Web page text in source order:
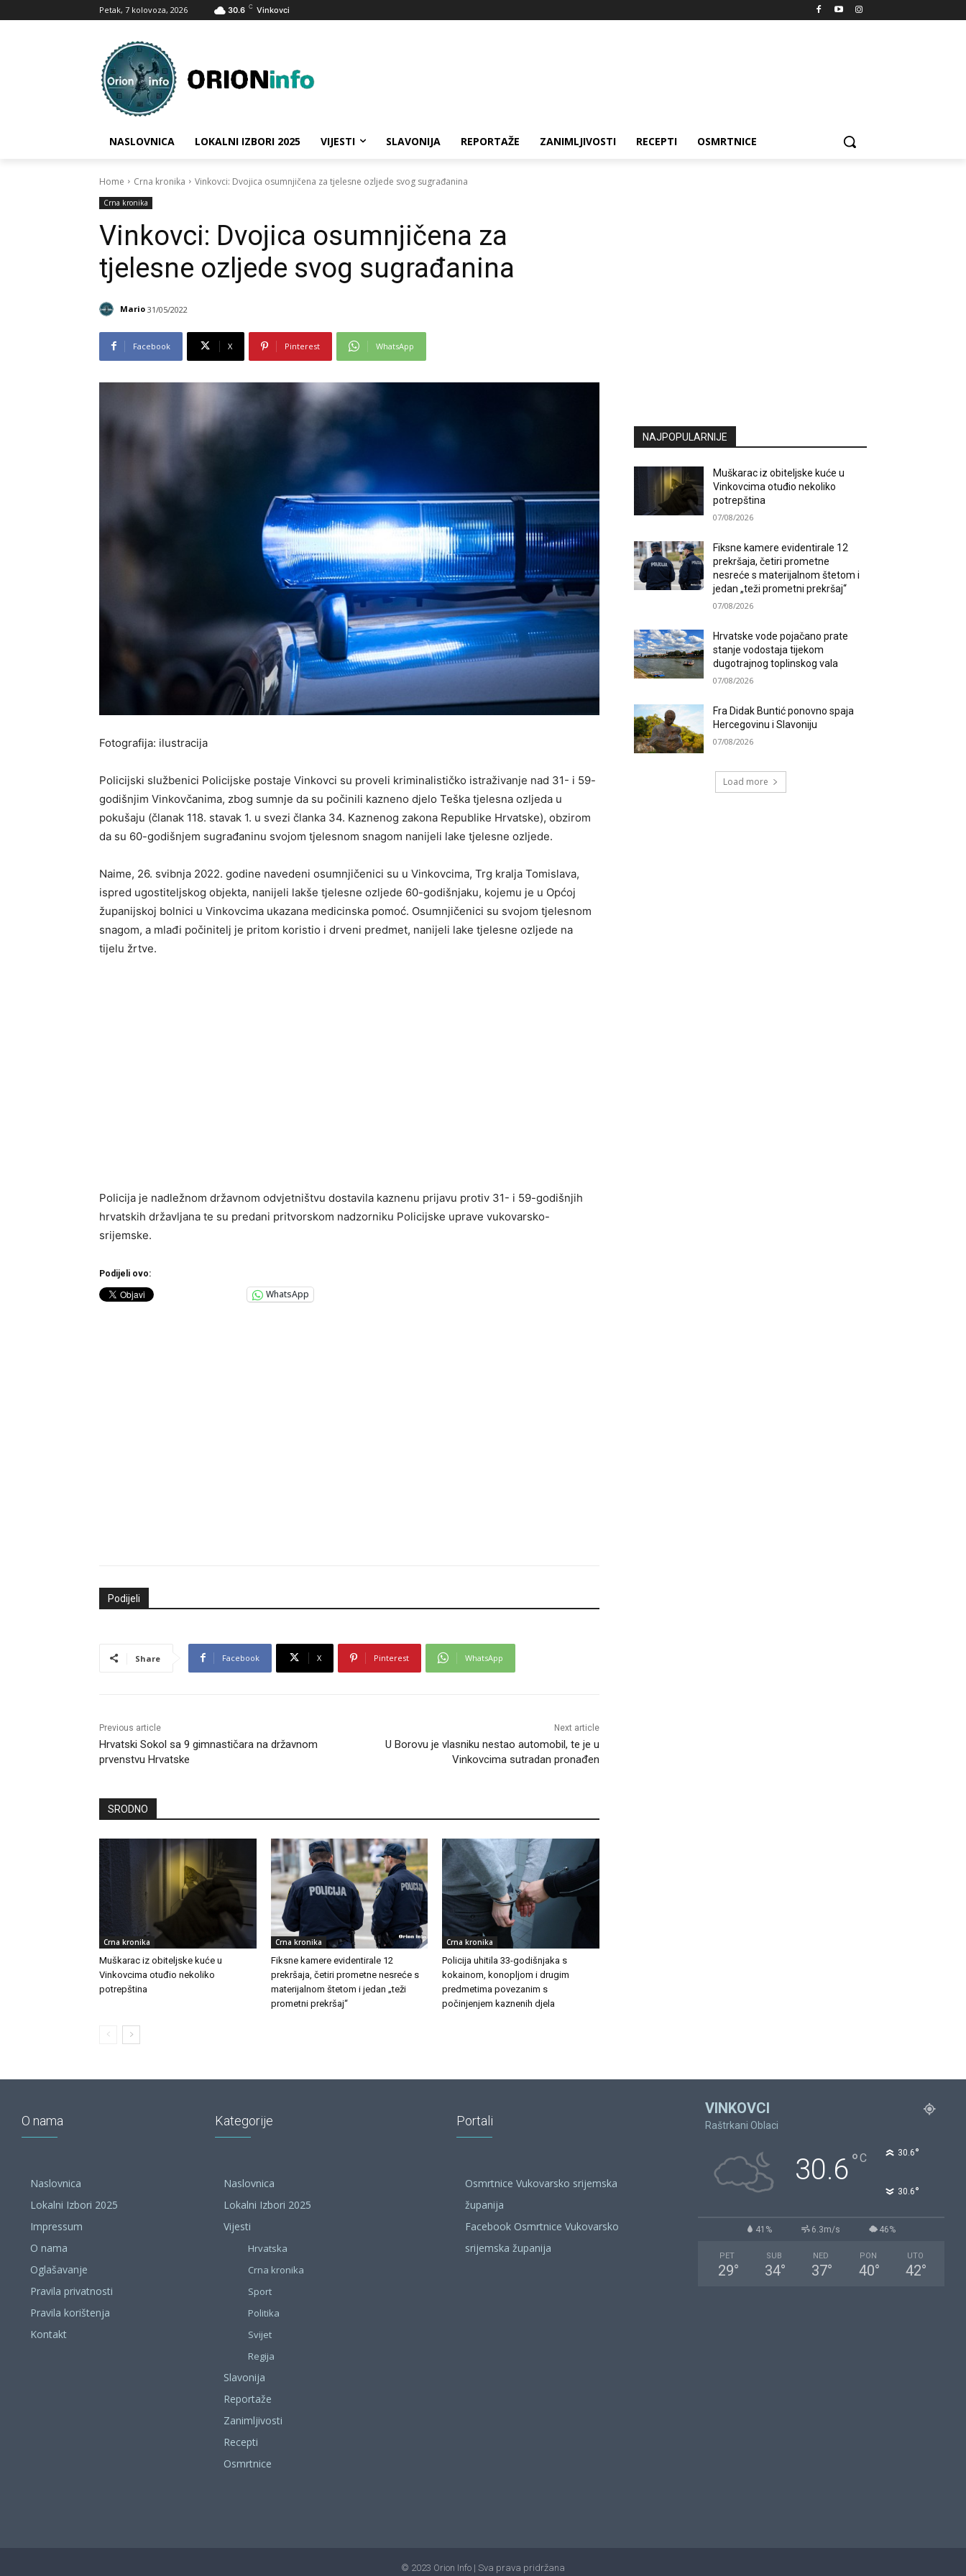
Petak, 7 kolovoza, 2026 30.6 C Vinkovci
NASLOVNICA LOKALNI IZBORI 2025 VIJESTI SLAVONIJA REPORTAŽE ZANIMLJIVOSTI RECEPTI OSMRTNICE
Home Crna kronika Vinkovci: Dvojica osumnjičena za tjelesne ozljede svog sugrađanina
Crna kronika
Vinkovci: Dvojica osumnjičena za
tjelesne ozljede svog sugrađanina
Mario 31/05/2022
Facebook X Pinterest WhatsApp
Fotografija: ilustracija
Policijski službenici Policijske postaje Vinkovci su proveli kriminalističko istraživanje nad 31- i 59-
godišnjim Vinkovčanima, zbog sumnje da su počinili kazneno djelo Teška tjelesna ozljeda u
pokušaju (članak 118. stavak 1. u svezi članka 34. Kaznenog zakona Republike Hrvatske), obzirom
da su 60-godišnjem sugrađaninu svojom tjelesnom snagom nanijeli lake tjelesne ozljede.
Naime, 26. svibnja 2022. godine navedeni osumnjičenici su u Vinkovcima, Trg kralja Tomislava,
ispred ugostiteljskog objekta, nanijeli lakše tjelesne ozljede 60-godišnjaku, kojemu je u Općoj
županijskoj bolnici u Vinkovcima ukazana medicinska pomoć. Osumnjičenici su svojom tjelesnom
snagom, a mlađi počinitelj je pritom koristio i drveni predmet, nanijeli lake tjelesne ozljede na
tijelu žrtve.
Policija je nadležnom državnom odvjetništvu dostavila kaznenu prijavu protiv 31- i 59-godišnjih
hrvatskih državljana te su predani pritvorskom nadzorniku Policijske uprave vukovarsko-
srijemske.
Podijeli ovo:
WhatsApp
Podijeli
Share Facebook X Pinterest WhatsApp
Previous article
Hrvatski Sokol sa 9 gimnastičara na državnom
prvenstvu Hrvatske
Next article
U Borovu je vlasniku nestao automobil, te je u
Vinkovcima sutradan pronađen
SRODNO
Crna kronika
Muškarac iz obiteljske kuće u
Vinkovcima otuđio nekoliko
potrepština
Crna kronika
Fiksne kamere evidentirale 12
prekršaja, četiri prometne nesreće s
materijalnom štetom i jedan „teži
prometni prekršaj“
Crna kronika
Policija uhitila 33-godišnjaka s
kokainom, konopljom i drugim
predmetima povezanim s
počinjenjem kaznenih djela
NAJPOPULARNIJE
Muškarac iz obiteljske kuće u
Vinkovcima otuđio nekoliko
potrepština
07/08/2026
Fiksne kamere evidentirale 12
prekršaja, četiri prometne
nesreće s materijalnom štetom i
jedan „teži prometni prekršaj“
07/08/2026
Hrvatske vode pojačano prate
stanje vodostaja tijekom
dugotrajnog toplinskog vala
07/08/2026
Fra Didak Buntić ponovno spaja
Hercegovinu i Slavoniju
07/08/2026
Load more
O nama
Naslovnica
Lokalni Izbori 2025
Impressum
O nama
Oglašavanje
Pravila privatnosti
Pravila korištenja
Kontakt
Kategorije
Naslovnica
Lokalni Izbori 2025
Vijesti
Hrvatska
Crna kronika
Sport
Politika
Svijet
Regija
Slavonija
Reportaže
Zanimljivosti
Recepti
Osmrtnice
Portali
Osmrtnice Vukovarsko srijemska
županija
Facebook Osmrtnice Vukovarsko
srijemska županija
VINKOVCI
Raštrkani Oblaci
30.6°C 30.6°
30.6°
41% 6.3m/s 46%
PET
29°
SUB
34°
NED
37°
PON
40°
UTO
42°
© 2023 Orion Info | Sva prava pridržana